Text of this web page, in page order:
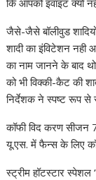
जैसे-जैसे बॉलीवुड
शादी का इंविटेशन नही
का नाम जानने के बाद
को भी विक्की-कैट की
निर्देशक ने स्पष्ट रूप से
कॉफी विद करण सीजन
यू.एस. में फैन्स के लिए
स्ट्रीम हॉटस्टार